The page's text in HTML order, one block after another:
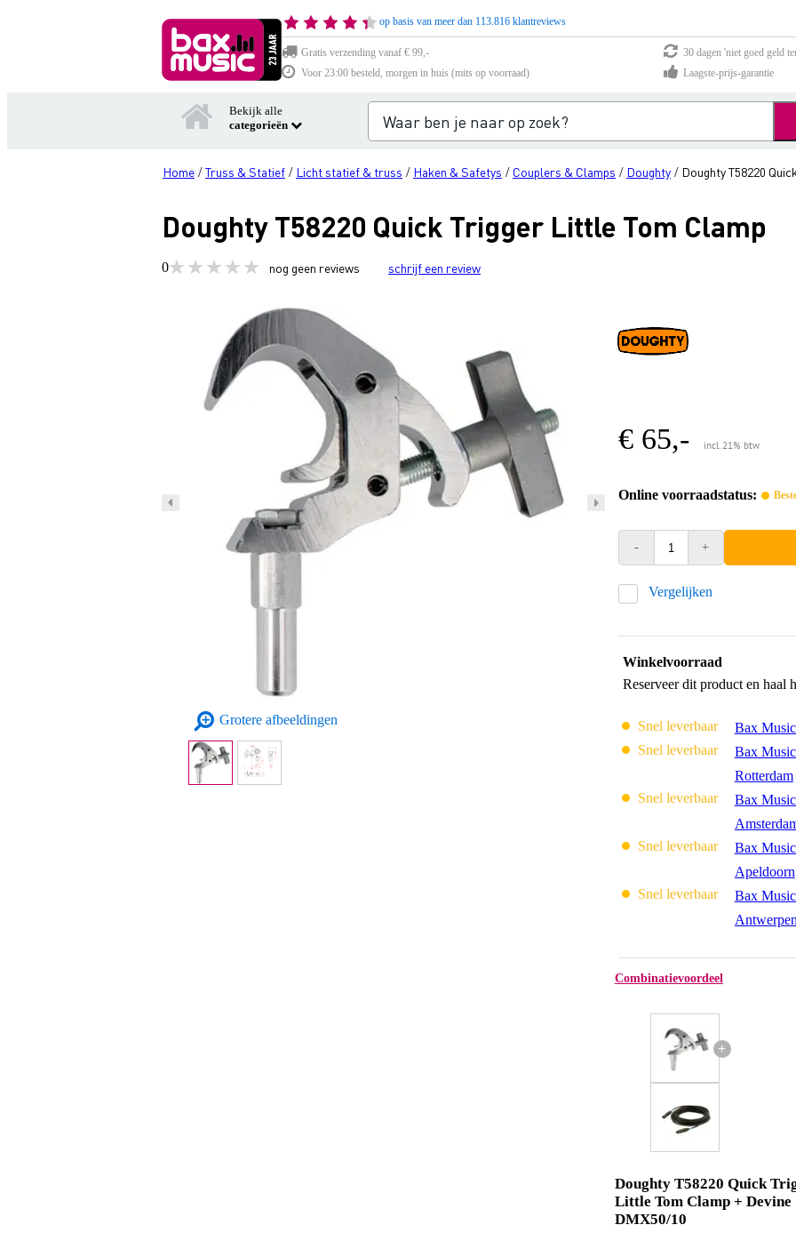
op basis van meer dan 113.816 klantreviews
Gratis verzending vanaf € 99,-
30 dagen 'niet goed geld
Voor 23:00 besteld, morgen in huis (mits op voorraad)
Laagste-prijs-garantie
Bekijk alle
categorieën
Home /Truss & Statief / Licht statief & truss / Haken & Safetys / Couplers & Clamps / Doughty / Doughty T58220
Doughty T58220 Quick Trigger Little Tom Clamp
0 nog geen reviews schrijf een review
Grotere afbeeldingen
€ 65,- incl. 21% btw
Online voorraadstatus:
- +
Vergelijken
Winkelvoorraad
Reserveer dit product en haal
Snel leverbaar Bax
Snel leverbaar
Bax
Rotterdam
Snel leverbaar
Bax
Snel leverbaar
Bax
Apeldoorn
Snel leverbaar
Bax
Antwerpen
Combinatievoordeel
+
Doughty T58220 Quick
Little Tom Clamp + Devine
DMX50/10